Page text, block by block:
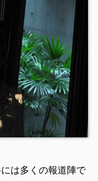
は多くの報道陣で